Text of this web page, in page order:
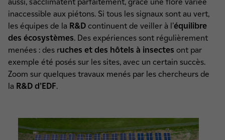
inaccessible aux piétons. Si tous les signaux sont au vert,
les équipes de la R&D continuent de veiller à l’équilibre
des écosystèmes. Des expériences sont régulièrement
menées : des ruches et des hôtels à insectes ont par
exemple été posés sur les sites, avec un certain succès.
Zoom sur quelques travaux menés par les chercheurs de
la R&D d’EDF.